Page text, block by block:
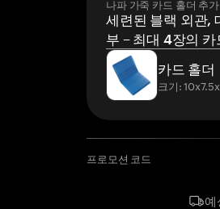
나파 가죽 카드 홀더 추가
세련된 블랙 외관,
부 – 최대 4장의
카드 홀더
크기:
프로모션 코드
예